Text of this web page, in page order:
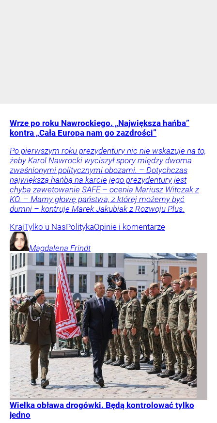
Wrze po roku Nawrockiego. „Największa hańba”
kontra „Cała Europa nam go zazdrości”
Po pierwszym roku prezydentury nic nie wskazuje na to,
żeby Karol Nawrocki wyciszył spory między dwoma
zwaśnionymi politycznymi obozami. – Dotychczas
największą hańbą na karcie jego prezydentury jest
chyba zawetowanie SAFE – ocenia Mariusz Witczak z
KO. – Mamy głowę państwa, z której możemy być
dumni – kontruje Marek Jakubiak z Rozwoju Plus.
KrajTylko u NasPolitykaOpinie i komentarze
Magdalena Frindt
Wielka obława drogówki. Będą kontrolować tylko
jedno